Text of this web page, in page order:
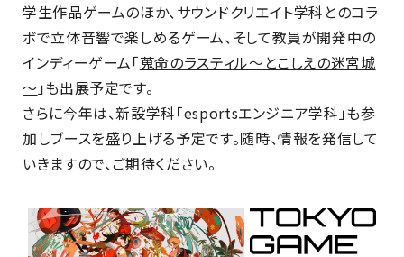
学生作品ゲームのほか、サウンドクリエイト学科とのコラ
ボで立体音響で楽しめるゲーム、そして教員が開発中の
インディーゲーム「蒐命のラスティル～とこしえの迷宮城
～」も出展予定です。
さらに今年は、新設学科「esportsエンジニア学科」も参
加しブースを盛り上げる予定です。随時、情報を発信して
いきますので、ご期待ください。